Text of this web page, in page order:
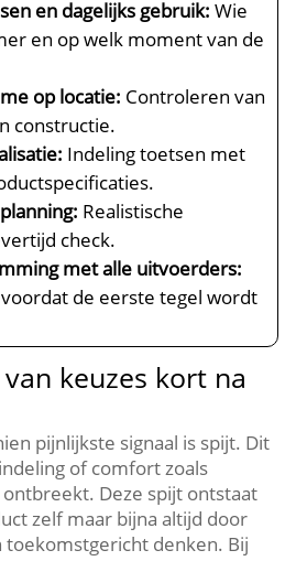
en dagelijks gebruik: Wie
en op welk moment van de
op locatie: Controleren van
constructie.​
Indeling toetsen met
Realistische
check.​
met alle uitvoerders:
de eerste tegel wordt
keuzes kort na
pijnlijkste signaal is spijt.​ Dit
of comfort zoals
Deze spijt ontstaat
zelf maar bijna altijd door
toekomstgericht denken.​ Bij